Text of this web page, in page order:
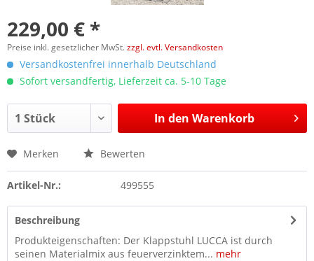
229,00 € *
Preise inkl. gesetzlicher MwSt.zzgl. evtl. Versandkosten
Versandkostenfrei innerhalb Deutschland
Sofort versandfertig, Lieferzeit ca. 5-10 Tage
In den Warenkorb
Merken Bewerten
Artikel-Nr.: 499555
Beschreibung
Produkteigenschaften: Der Klappstuhl LUCCA ist durch
seinen Materialmix aus feuerverzinktem... mehr